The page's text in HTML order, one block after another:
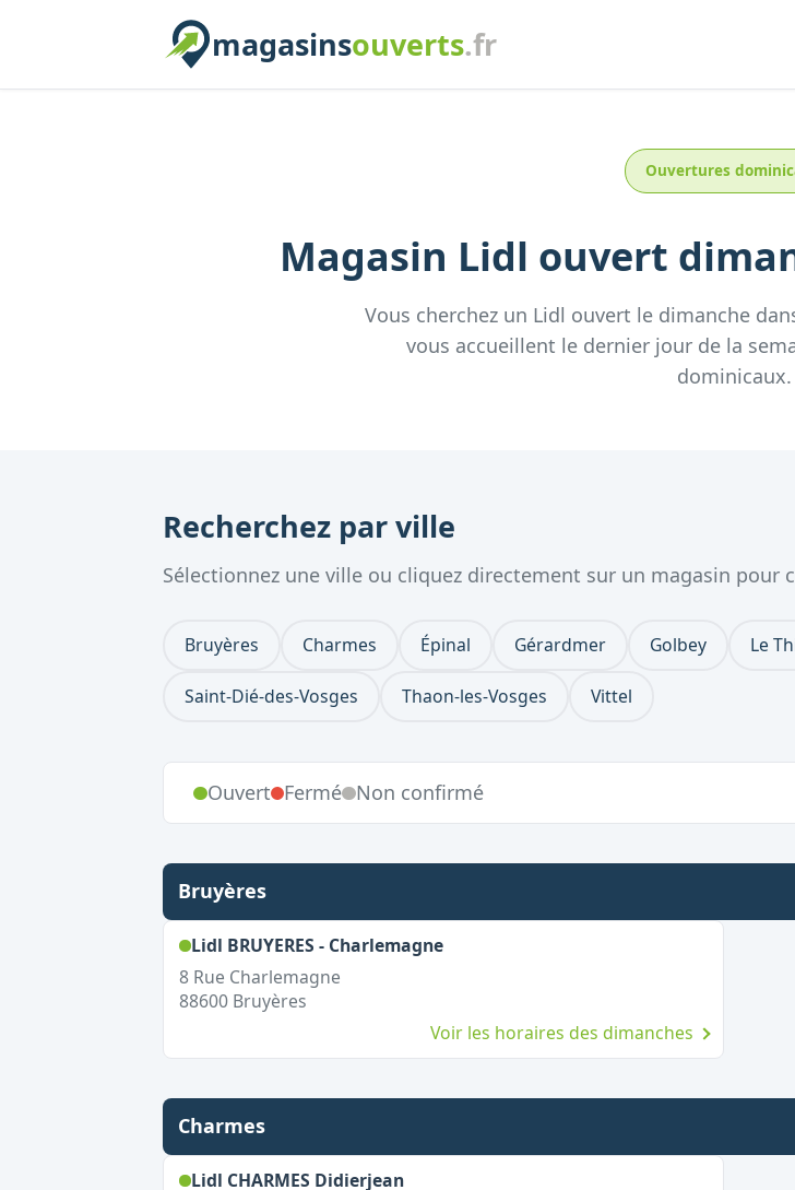
magasinsouverts.fr
Ouvertures
Magasin Lidl ouvert
Vous cherchez un Lidl ouvert le dimanche
vous accueillent le dernier jour de la
dominicaux.
Recherchez par ville
Sélectionnez une ville ou cliquez directement sur un magasin
Bruyères Charmes Épinal Gérardmer Golbey Le
Saint-Dié-des-Vosges Thaon-les-Vosges Vittel
Ouvert Fermé Non confirmé
Bruyères
Lidl BRUYERES - Charlemagne,
8 Rue Charlemagne
88600 Bruyères
Voir les horaires des dimanches
Charmes
Lidl CHARMES Didierjean,